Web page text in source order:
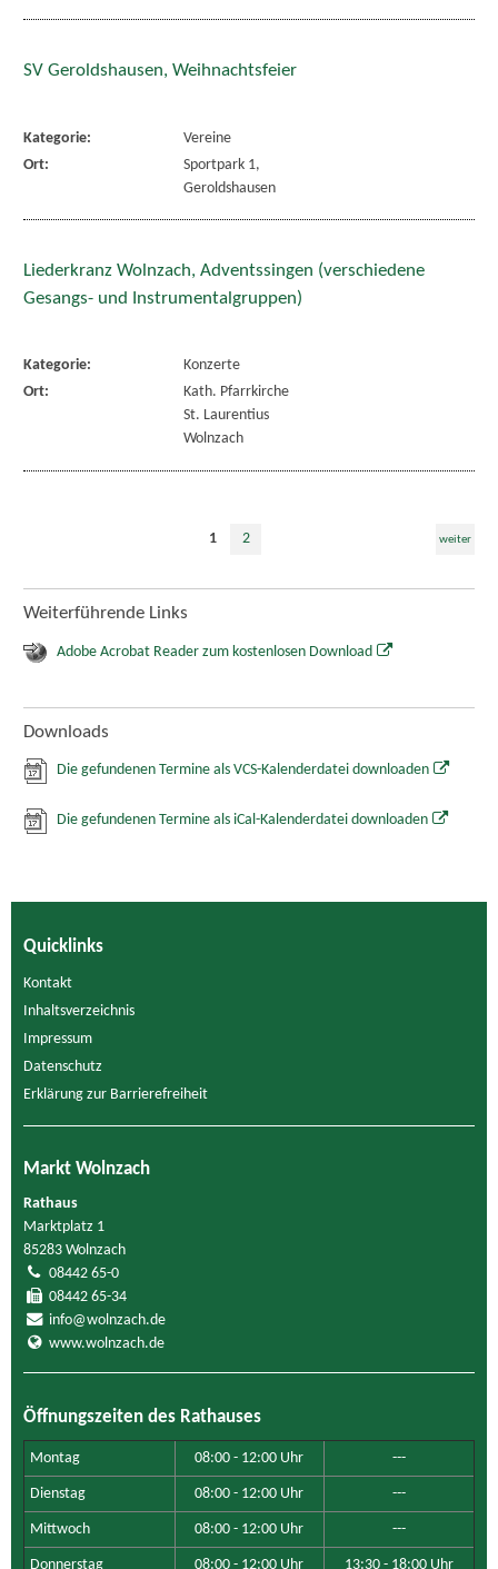
SV Geroldshausen, Weihnachtsfeier
Kategorie:
Vereine
Ort:
Sportpark 1,
Geroldshausen
Liederkranz Wolnzach, Adventssingen (verschiedene
Gesangs- und Instrumentalgruppen)
Kategorie:
Konzerte
Ort:
Kath. Pfarrkirche
St. Laurentius
Wolnzach
1 2 weiter
Weiterführende Links
Adobe Acrobat Reader zum kostenlosen Download
Downloads
Die gefundenen Termine als VCS-Kalenderdatei downloaden
Die gefundenen Termine als iCal-Kalenderdatei downloaden
Quicklinks
Kontakt
Inhaltsverzeichnis
Impressum
Datenschutz
Erklärung zur Barrierefreiheit
Markt Wolnzach
Rathaus
Marktplatz 1
85283 Wolnzach
08442 65-0
08442 65-34
info@wolnzach.de
www.wolnzach.de
Öffnungszeiten des Rathauses
Montag 08:00 - 12:00 Uhr ---
Dienstag 08:00 - 12:00 Uhr ---
Mittwoch 08:00 - 12:00 Uhr ---
Donnerstag 08:00 - 12:00 Uhr 13:30 - 18:00 Uhr